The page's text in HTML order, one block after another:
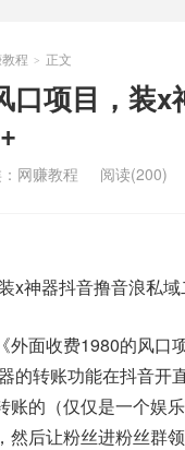
程 > 正文
口项目，装x
网赚教程 阅读(200)
x神器抖音撸音浪私
外面收费1980的风
的转账功能在抖音
账的（仅仅是一个娱
然后让粉丝进粉丝群